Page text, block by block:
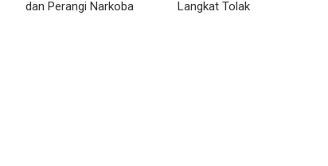
dan Perangi Narkoba
Langkat Tolak